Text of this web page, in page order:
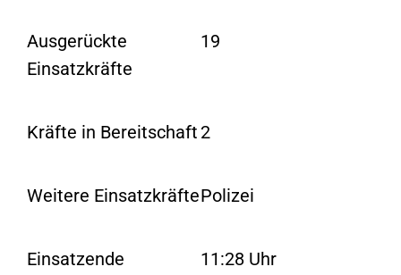
Ausgerückte
Einsatzkräfte
19
Kräfte in Bereitschaft 2
Weitere EinsatzkräftePolizei
Einsatzende 11:28 Uhr